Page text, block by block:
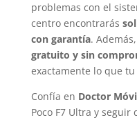
problemas con el
centro encontrarás
con garantía.
gratuito y sin
exactamente lo que
Confía en Doctor
Poco F7 Ultra y